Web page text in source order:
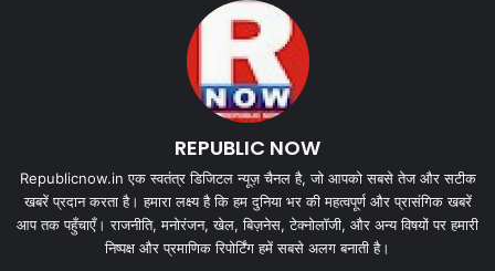
REPUBLIC NOW
Republicnow.in एक स्वतंत्र डिजिटल न्यूज़ चैनल है, जो आपको सबसे तेज और सटीक
खबरें प्रदान करता है। हमारा लक्ष्य है कि हम दुनिया भर की महत्वपूर्ण और प्रासंगिक खबरें
आप तक पहुँचाएँ। राजनीति, मनोरंजन, खेल, बिज़नेस, टेक्नोलॉजी, और अन्य विषयों पर हमारी
निष्पक्ष और प्रमाणिक रिपोर्टिंग हमें सबसे अलग बनाती है।